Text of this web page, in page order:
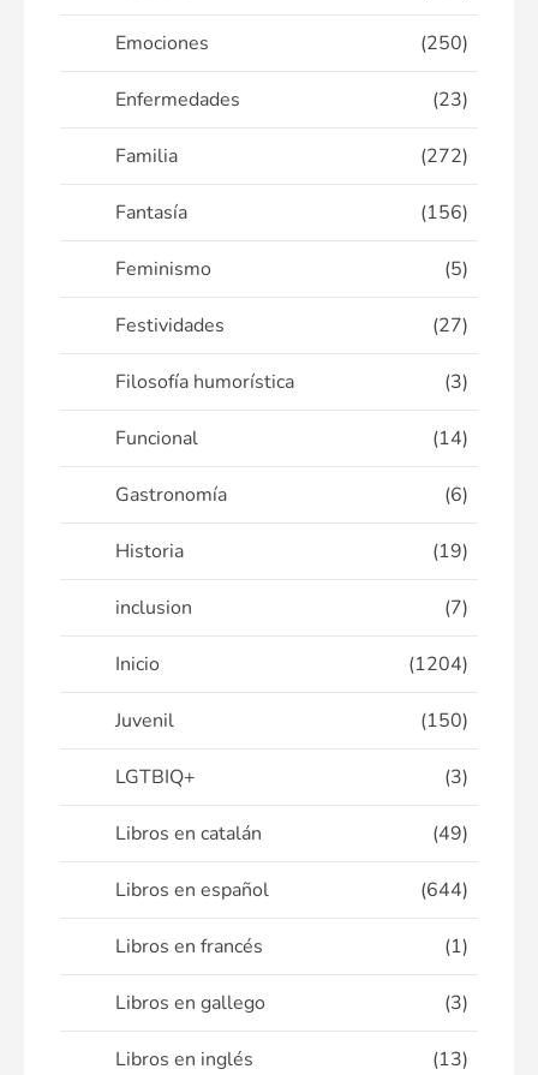
Emociones (250)
Enfermedades (23)
Familia (272)
Fantasía (156)
Feminismo (5)
Festividades (27)
Filosofía humorística (3)
Funcional (14)
Gastronomía (6)
Historia (19)
inclusion (7)
Inicio (1204)
Juvenil (150)
LGTBIQ+ (3)
Libros en catalán (49)
Libros en español (644)
Libros en francés (1)
Libros en gallego (3)
Libros en inglés (13)